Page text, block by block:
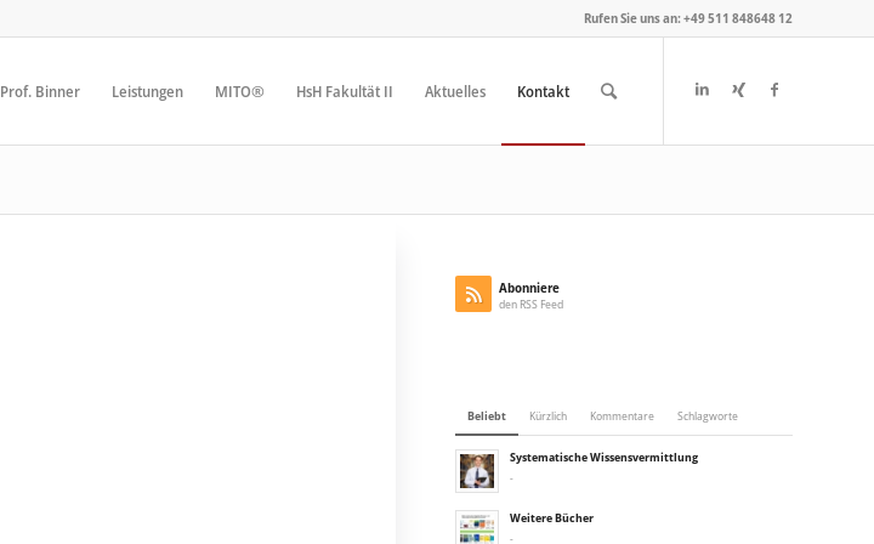
Rufen Sie uns an: +49 511 848648 12
Prof. Binner Leistungen MITO® HsH Fakultät II Aktuelles Kontakt
Abonniere
den RSS Feed
Beliebt Kürzlich Kommentare Schlagworte
Systematische Wissensvermittlung
-
Weitere Bücher
-